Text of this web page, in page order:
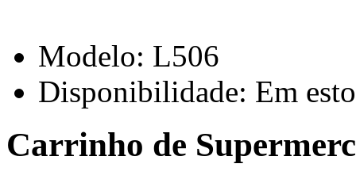
Modelo: L506
Disponibilidade: Em
Carrinho de